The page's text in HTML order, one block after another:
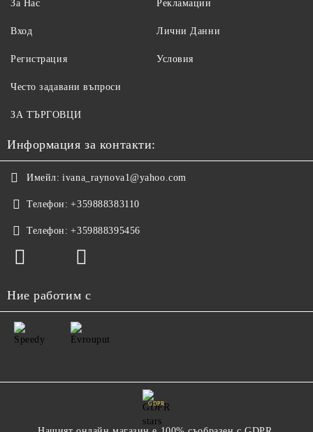
За Нас
Вход
Регистрация
Рекламации
Лични Данни
Условия
Често задавани въпроси
ЗА ТЪРГОВЦИ
Информация за контакти:
Имейл: ivana_raynova1@yahoo.com
Телефон: +359888383110
Телефон: +359888395456
Ние работим с
GDPR